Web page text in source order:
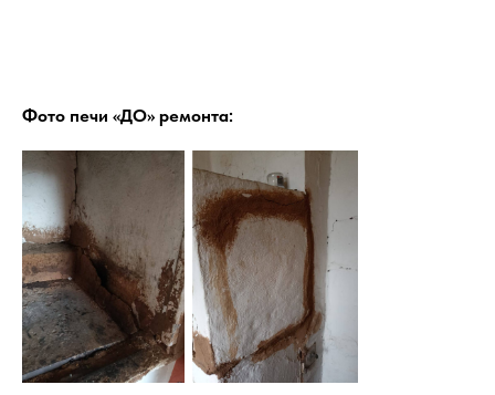
Фото печи «ДО» ремонта: